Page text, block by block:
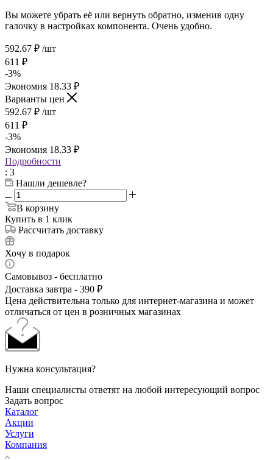
Вы можете убрать её или вернуть обратно, изменив одну
галочку в настройках компонента. Очень удобно.
592.67 ₽ /шт
611 ₽
-3%
Экономия 18.33 ₽
Варианты цен
592.67 ₽ /шт
611 ₽
-3%
Экономия 18.33 ₽
Подробности
: 3
Нашли дешевле?
В корзину
Купить в 1 клик
Рассчитать доставку
Хочу в подарок
Самовывоз - бесплатно
Доставка завтра - 390 ₽
Цена действительна только для интернет-магазина и может
отличаться от цен в розничных магазинах
Нужна консультация?
Наши специалисты ответят на любой интересующий вопрос
Задать вопрос
Каталог
Акции
Услуги
Компания